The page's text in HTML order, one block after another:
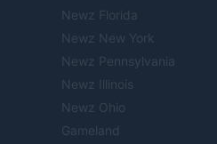
Newz Florida
Newz New York
Newz Pennsylvania
Newz Illinois
Newz Ohio
Gameland